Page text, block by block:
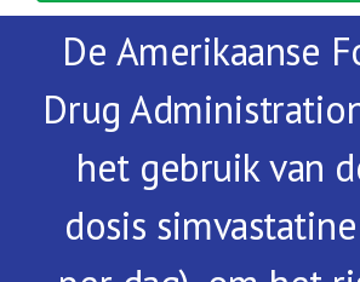
Nieuws
Publicaties
De Amerikaanse
Drug
het gebruik van
dosis